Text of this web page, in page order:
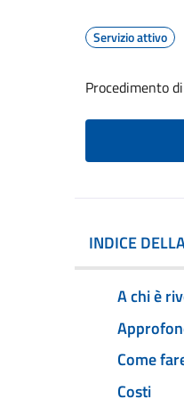
Servizio attivo
Procedimento
INDICE
A chi è
Come
Costi